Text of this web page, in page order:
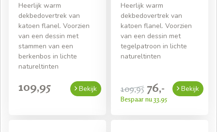
Heerlijk warm
dekbedovertrek van
katoen flanel. Voorzien
van een dessin met
stammen van een
berkenbos in lichte
natureltinten
109,95 Bekijk
Heerlijk warm
dekbedovertrek van
katoen flanel. Voorzien
van een dessin met
tegelpatroon in lichte
natureltinten
109,95 76,-
Bespaar nu 33,95
Bekijk